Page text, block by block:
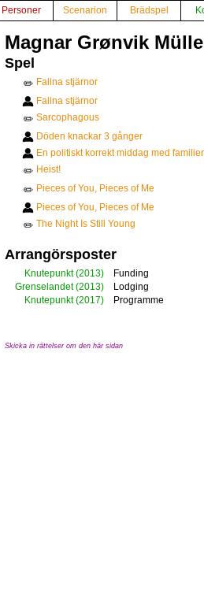
Personer Scenarion Brädspel
Magnar Grønvik
Spel
✏️ Fallna stjärnor
Fallna stjärnor
✏️ Sarcophagous
Döden knackar 3 gånger
En politiskt korrekt middag med
✏️ Heist!
✏️ Pieces of You, Pieces of Me
Pieces of You, Pieces of Me
✏️ The Night Is Still Young
Arrangörsposter
Knutepunkt (2013)
Funding
Grenselandet (2013)
Lodging
Knutepunkt (2017) Programme
Skicka in rättelser om den här sidan